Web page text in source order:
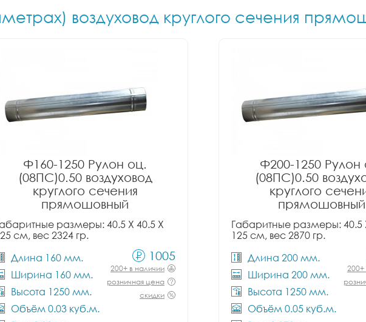
воздуховод круглого сечения
Ф160-1250 Рулон оц.
(08ПС)0.50 воздуховод
круглого сечения
прямошовный
размеры: 40.5 X 40.5 X
см, вес 2324 гр.
Длина 160 мм.
Ширина 160 мм.
Высота 1250 мм.
Объём 0.03 куб.м.
1005
200+ в наличии
розничная цена
скидки
Ф200-1250 Рулон
(08ПС)0.50
круглого
прямошовный
Габаритные размеры: 40.5
125 см, вес 2870 гр.
Длина 200 мм.
Ширина 200 мм.
Высота 1250 мм.
Объём 0.05 куб.м.
200+